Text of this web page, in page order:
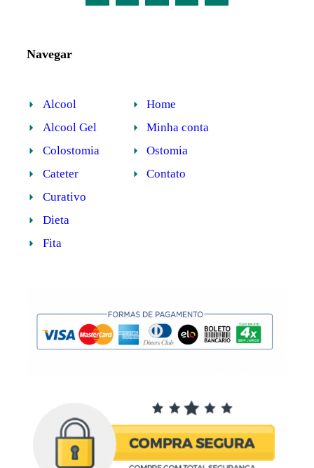
Navegar
Alcool
Alcool Gel
Colostomia
Cateter
Curativo
Dieta
Fita
Home
Minha conta
Ostomia
Contato